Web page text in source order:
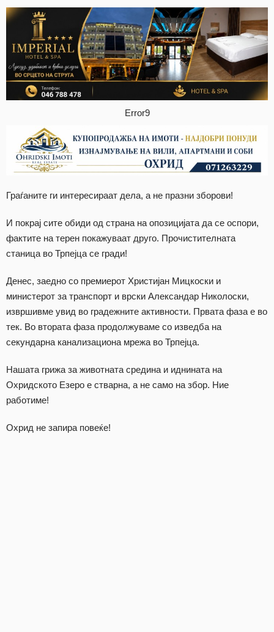
Error9
Граѓаните ги интересираат дела, а не празни зборови!
​И покрај сите обиди од страна на опозицијата да се оспори,
фактите на терен покажуваат друго. Прочистителната
станица во Трпејца се гради!
​Денес, заедно со премиерот Христијан Мицкоски и
министерот за транспорт и врски Александар Николоски,
извршивме увид во градежните активности. Првата фаза е во
тек. Во втората фаза продолжуваме со изведба на
секундарна канализациона мрежа во Трпејца.
​Нашата грижа за животната средина и иднината на
Охридското Езеро е стварна, а не само на збор. Ние
работиме!
Охрид не запира повеќе!